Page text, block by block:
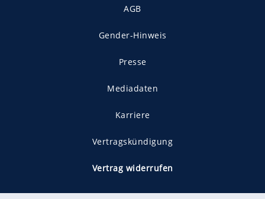
AGB
Gender-Hinweis
Presse
Mediadaten
Karriere
Vertragskündigung
Vertrag widerrufen